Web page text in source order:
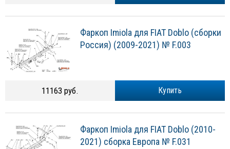
Фаркоп Imiola для FIAT Doblo (сборки
Россия) (2009-2021) № F.003
Купить
11163 руб.
Фаркоп Imiola для FIAT Doblo (2010-
2021) сборка Европа № F.031